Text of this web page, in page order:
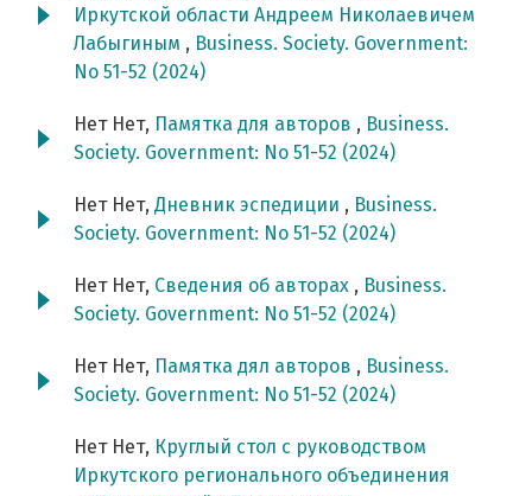
Иркутской области Андреем Николаевичем
Лабыгиным , Business. Society. Government:
No 51-52 (2024)
Нет Нет, Памятка для авторов , Business.
Society. Government: No 51-52 (2024)
Нет Нет, Дневник эспедиции , Business.
Society. Government: No 51-52 (2024)
Нет Нет, Сведения об авторах , Business.
Society. Government: No 51-52 (2024)
Нет Нет, Памятка дял авторов , Business.
Society. Government: No 51-52 (2024)
Нет Нет, Круглый стол с руководством
Иркутского регионального объединения